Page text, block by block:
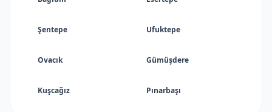
Şentepe Ufuktepe
Ovacık Gümüşdere
Kuşcağız Pınarbaşı